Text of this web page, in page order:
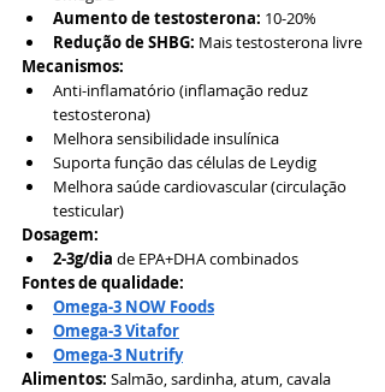
Aumento de testosterona: 10-20%
Redução de SHBG: Mais testosterona livre
Mecanismos:
Anti-inflamatório (inflamação reduz
testosterona)
Melhora sensibilidade insulínica
Suporta função das células de Leydig
Melhora saúde cardiovascular (circulação
testicular)
Dosagem:
2-3g/dia de EPA+DHA combinados
Fontes de qualidade:
Omega-3 NOW Foods
Omega-3 Vitafor
Omega-3 Nutrify
Alimentos: Salmão, sardinha, atum, cavala